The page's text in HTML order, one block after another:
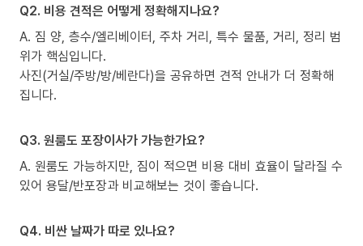
Q2. 비용 견적은 어떻게 정확해지나요?
A. 짐 양, 층수/엘리베이터, 주차 거리, 특수 물품, 거리, 정리 범
위가 핵심입니다.
사진(거실/주방/방/베란다)을 공유하면 견적 안내가 더 정확해
집니다.
Q3. 원룸도 포장이사가 가능한가요?
A. 원룸도 가능하지만, 짐이 적으면 비용 대비 효율이 달라질 수
있어 용달/반포장과 비교해보는 것이 좋습니다.
Q4. 비싼 날짜가 따로 있나요?